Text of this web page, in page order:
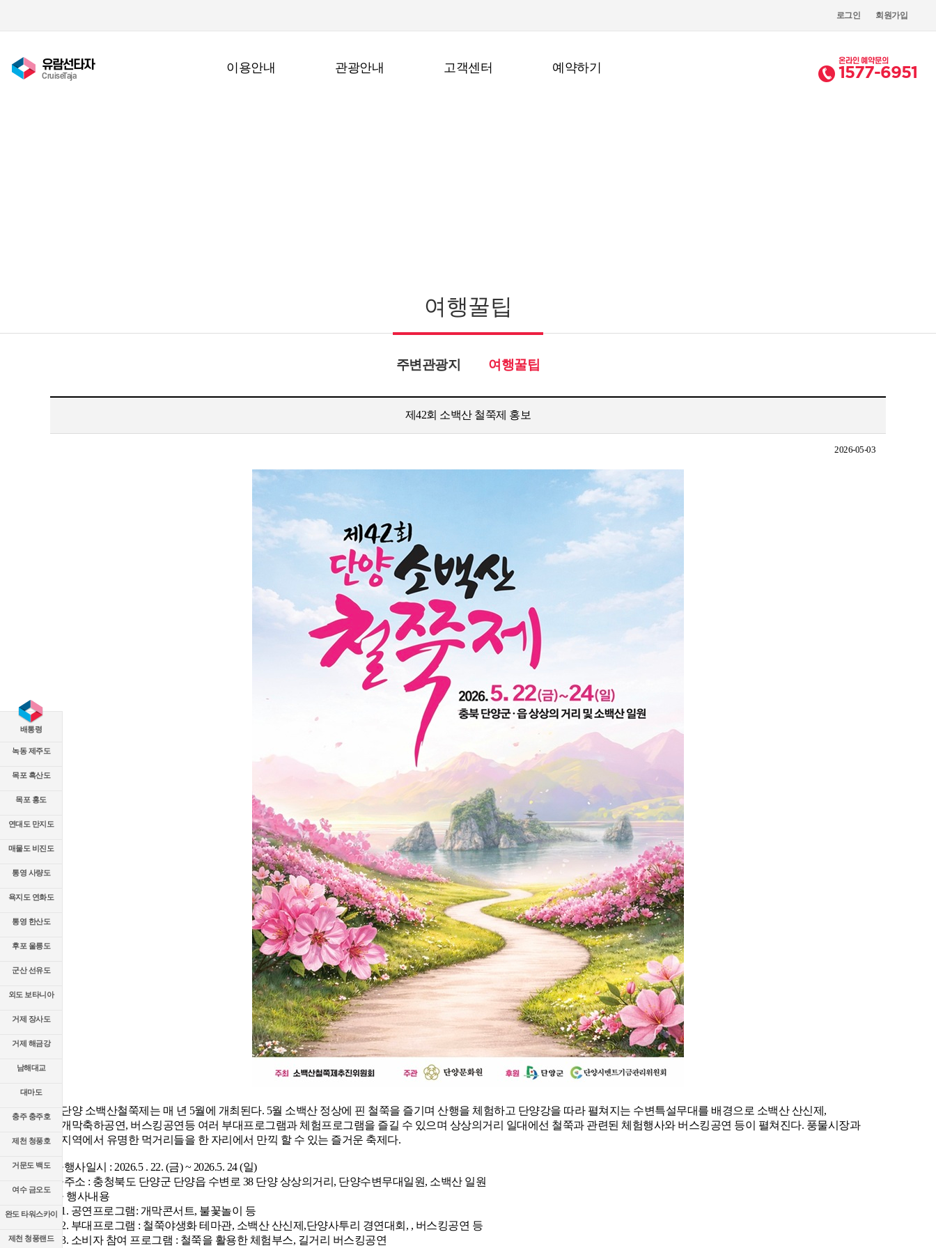
유람선타자
CruiseTaja
온라인 예약문의
1577-6951
로그인 회원가입
이용안내 관광안내 고객센터 예약하기
여행꿀팁
주변관광지 여행꿀팁
제42회 소백산 철쭉제 홍보
2026-05-03
단양 소백산철쭉제는 매 년 5월에 개최된다. 5월 소백산 정상에 핀 철쭉을 즐기며 산행을 체험하고 단양강을 따라 펼쳐지는 수변특설무대를 배경으로 소백산 산신제,
개막축하공연, 버스킹공연등 여러 부대프로그램과 체험프로그램을 즐길 수 있으며 상상의거리 일대에선 철쭉과 관련된 체험행사와 버스킹공연 등이 펼쳐진다. 풍물시장과
지역에서 유명한 먹거리들을 한 자리에서 만끽 할 수 있는 즐거운 축제다.
·행사일시 : 2026.5 . 22. (금) ~ 2026.5. 24 (일)
·주소 : 충청북도 단양군 단양읍 수변로 38 단양 상상의거리, 단양수변무대일원, 소백산 일원
· 행사내용
1. 공연프로그램: 개막콘서트, 불꽃놀이 등
2. 부대프로그램 : 철쭉야생화 테마관, 소백산 산신제,단양사투리 경연대회, , 버스킹공연 등
3. 소비자 참여 프로그램 : 철쭉을 활용한 체험부스, 길거리 버스킹공연
배통령
녹동 제주도
목포 흑산도
목포 홍도
연대도 만지도
매물도 비진도
통영 사량도
욕지도 연화도
통영 한산도
후포 울릉도
군산 선유도
외도 보타니아
거제 장사도
거제 해금강
남해대교
대마도
충주 충주호
제천 청풍호
거문도 백도
여수 금오도
완도 타워스카이
제천 청풍랜드